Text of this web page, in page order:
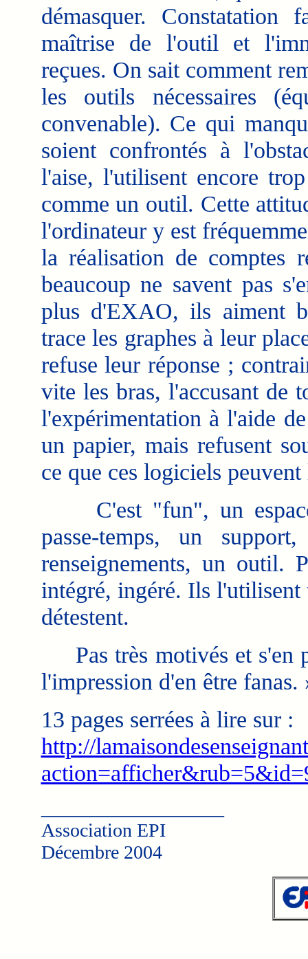
démasquer.
maîtrise de l'outil et
reçues. On sait comment
les outils nécessaires
convenable). Ce qui
soient confrontés à
l'aise, l'utilisent encore
comme un outil. Cette
l'ordinateur y est
la réalisation de comptes
beaucoup ne savent pas
plus d'EXAO, ils aiment
trace les graphes à leur
refuse leur réponse ;
vite les bras, l'accusant de
l'expérimentation à l'aide
un papier, mais refusent
ce que ces logiciels
C'est "fun", un espace
passe-temps, un
renseignements, un outil.
intégré, ingéré. Ils l'utilisent
détestent.
Pas très motivés et s'en
l'impression d'en être fanas.
13 pages serrées à lire sur :
http://
Association EPI
Décembre 2004